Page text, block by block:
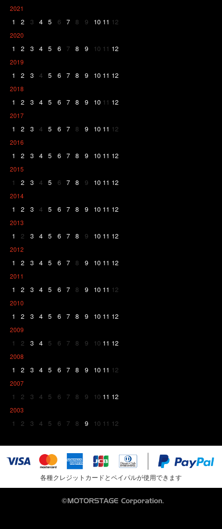
2021
1 2 3 4 5 6 7 8 9 10 11 12
2020
1 2 3 4 5 6 7 8 9 10 11 12
2019
1 2 3 4 5 6 7 8 9 10 11 12
2018
1 2 3 4 5 6 7 8 9 10 11 12
2017
1 2 3 4 5 6 7 8 9 10 11 12
2016
1 2 3 4 5 6 7 8 9 10 11 12
2015
1 2 3 4 5 6 7 8 9 10 11 12
2014
1 2 3 4 5 6 7 8 9 10 11 12
2013
1 2 3 4 5 6 7 8 9 10 11 12
2012
1 2 3 4 5 6 7 8 9 10 11 12
2011
1 2 3 4 5 6 7 8 9 10 11 12
2010
1 2 3 4 5 6 7 8 9 10 11 12
2009
1 2 3 4 5 6 7 8 9 10 11 12
2008
1 2 3 4 5 6 7 8 9 10 11 12
2007
1 2 3 4 5 6 7 8 9 10 11 12
2003
1 2 3 4 5 6 7 8 9 10 11 12
各種クレジットカードとペイパルが使用できます